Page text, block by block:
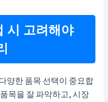
시 고려해야
양한 품목 선택이 중요합
목을 잘 파악하고, 시장